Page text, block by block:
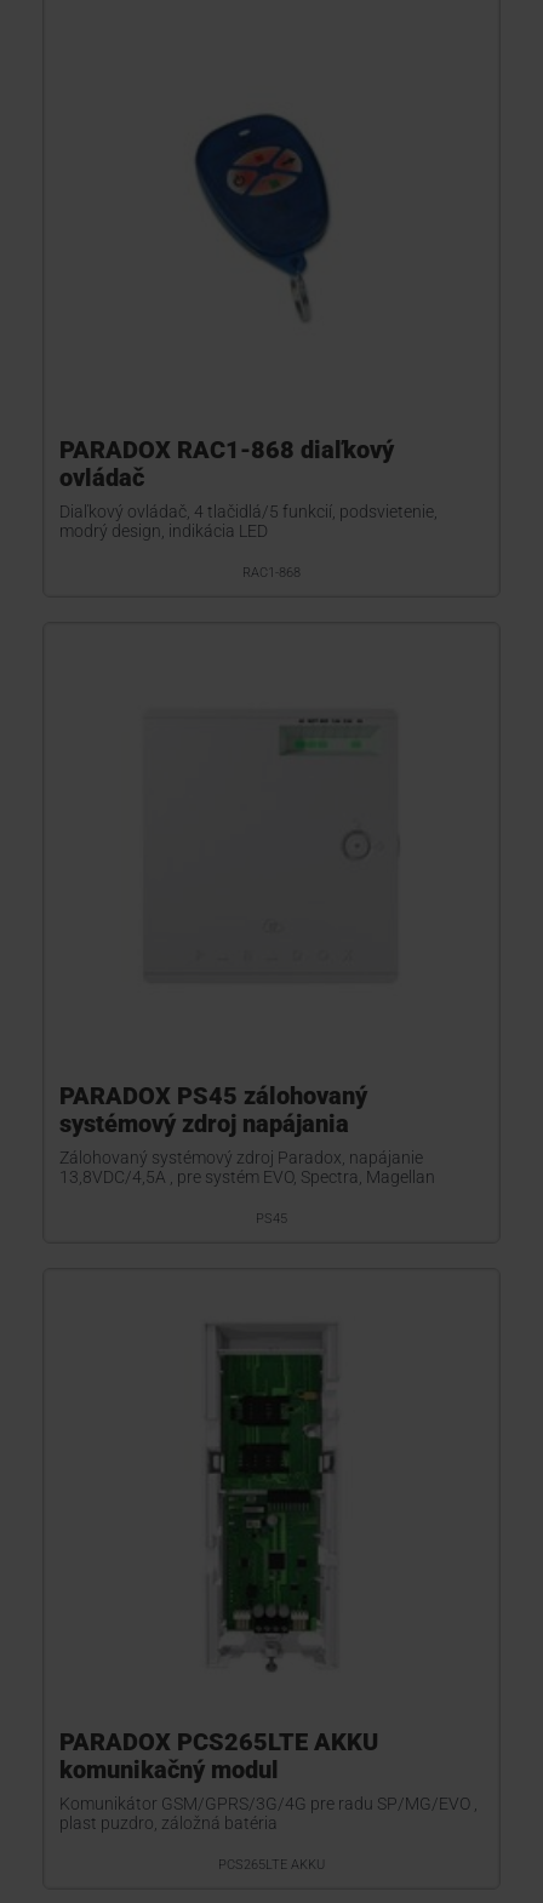
PARADOX RAC1-868 diaľkový
ovládač
Diaľkový ovládač, 4 tlačidlá/5 funkcií, podsvietenie,
modrý design, indikácia LED
RAC1-868
PARADOX PS45 zálohovaný
systémový zdroj napájania
Zálohovaný systémový zdroj Paradox, napájanie
13,8VDC/4,5A , pre systém EVO, Spectra, Magellan
PS45
PARADOX PCS265LTE AKKU
komunikačný modul
Komunikátor GSM/GPRS/3G/4G pre radu SP/MG/EVO ,
plast puzdro, záložná batéria
PCS265LTE AKKU